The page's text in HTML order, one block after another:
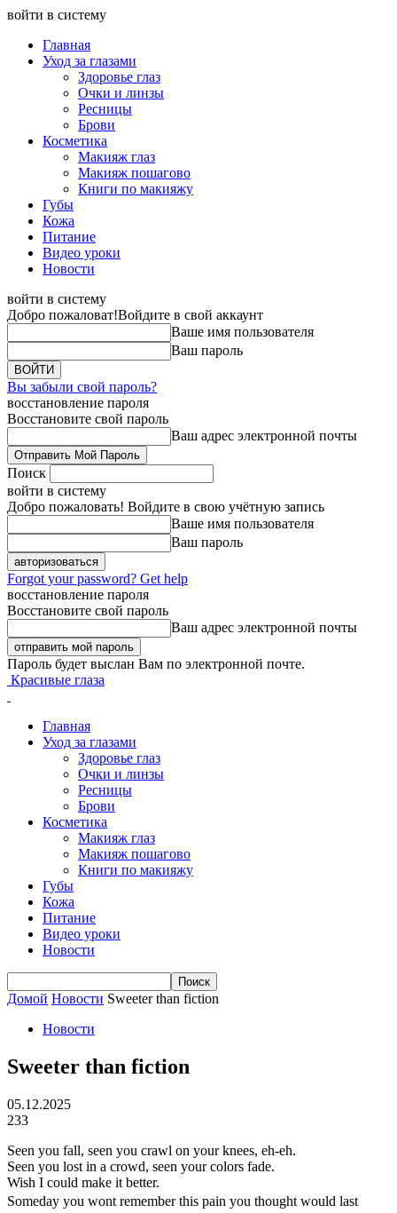
войти в систему
Главная
Уход за глазами
Здоровье глаз
Очки и линзы
Ресницы
Брови
Косметика
Макияж глаз
Макияж пошагово
Книги по макияжу
Губы
Кожа
Питание
Видео уроки
Новости
войти в систему
Добро пожаловат!Войдите в свой аккаунт
Ваше имя пользователя
Ваш пароль
Вы забыли свой пароль?
восстановление пароля
Восстановите свой пароль
Ваш адрес электронной почты
Поиск
войти в систему
Добро пожаловать! Войдите в свою учётную запись
Ваше имя пользователя
Ваш пароль
Forgot your password? Get help
восстановление пароля
Восстановите свой пароль
Ваш адрес электронной почты
Пароль будет выслан Вам по электронной почте.
Красивые глаза
Главная
Уход за глазами
Здоровье глаз
Очки и линзы
Ресницы
Брови
Косметика
Макияж глаз
Макияж пошагово
Книги по макияжу
Губы
Кожа
Питание
Видео уроки
Новости
Домой Новости Sweeter than fiction
Новости
Sweeter than fiction
05.12.2025
233
Seen you fall, seen you crawl on your knees, eh-eh.
Seen you lost in a crowd, seen your colors fade.
Wish I could make it better.
Someday you wont remember this pain you thought would last